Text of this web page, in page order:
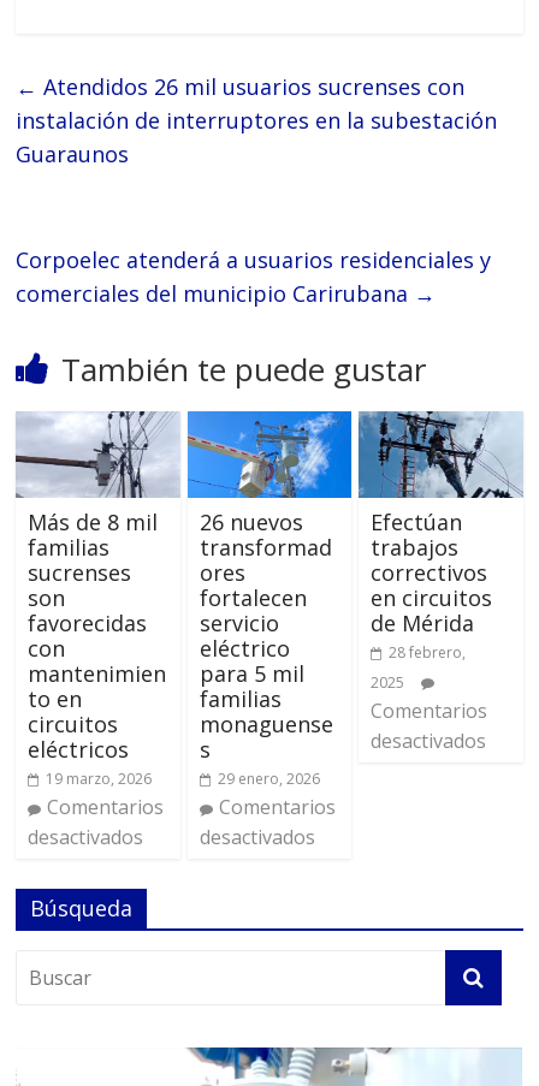
← Atendidos 26 mil usuarios sucrenses con
instalación de interruptores en la subestación
Guaraunos
Corpoelec atenderá a usuarios residenciales y
comerciales del municipio Carirubana →
También te puede gustar
Más de 8 mil
familias
sucrenses
son
favorecidas
con
mantenimien
to en
circuitos
eléctricos
19 marzo, 2026
Comentarios
desactivados
26 nuevos
transformad
ores
fortalecen
servicio
eléctrico
para 5 mil
familias
monaguense
s
29 enero, 2026
Comentarios
desactivados
Efectúan
trabajos
correctivos
en circuitos
de Mérida
28 febrero,
2025
Comentarios
desactivados
Búsqueda